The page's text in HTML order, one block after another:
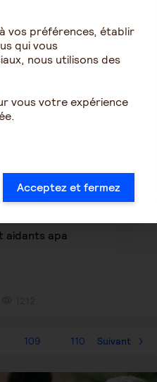
fiscale
1622
mamie17
5 mars 2020 9:20
aidants apa
109 110 Suivant
vos préférences, établir
qui vous
nous utilisons des
vous votre expérience
Acceptez et fermez